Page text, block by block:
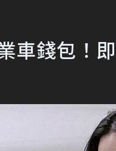
車錢包！